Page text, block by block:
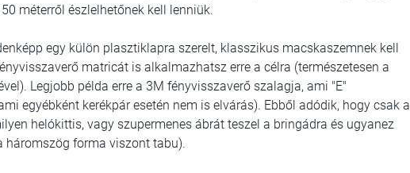
méterről észlelhetőnek kell lenniük.
egy külön plasztiklapra szerelt, klasszikus macskaszemnek kell
matricát is alkalmazhatsz erre a célra (természetesen a
Legjobb példa erre a 3M fényvisszaverő szalagja, ami "E"
egyébként kerékpár esetén nem is elvárás). Ebből adódik, hogy csak a
helókittis, vagy szupermenes ábrát teszel a bringádra és ugyanez
háromszög forma viszont tabu).